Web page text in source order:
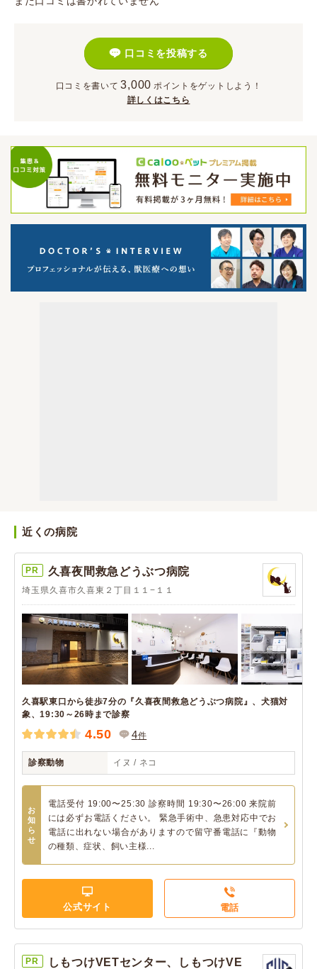
口コミを投稿する
口コミを書いて 3,000 ポイント をゲットしよう！
詳しくはこちら
近くの病院
PR 久喜夜間救急どうぶつ病院
埼玉県久喜市久喜東２丁目１１−１１
久喜駅東口から徒歩7分の『久喜夜間救急どうぶつ病院』、犬猫対
象、19:30～26時まで診察
4.50 4件
診察動物 イヌ / ネコ
お
知
ら
せ
電話受付 19:00〜25:30 診察時間 19:30〜26:00 来院前
には必ずお電話ください。 緊急手術中、急患対応中でお
電話に出れない場合がありますので留守番電話に『動物
の種類、症状、飼い主様...
公式サイト 電話
PR
しもつけVETセンター、しもつけVE